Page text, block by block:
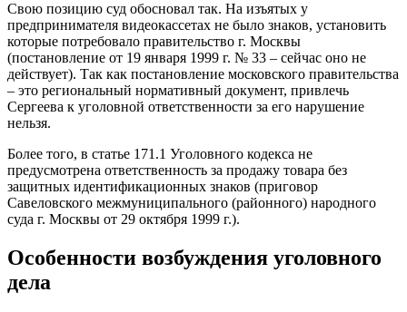
Свою позицию суд обосновал так. На изъятых у
предпринимателя видеокассетах не было знаков, установить
которые потребовало правительство г. Москвы
(постановление от 19 января 1999 г. № 33 – сейчас оно не
действует). Так как постановление московского правительства
– это региональный нормативный документ, привлечь
Сергеева к уголовной ответственности за его нарушение
нельзя.
Более того, в статье 171.1 Уголовного кодекса не
предусмотрена ответственность за продажу товара без
защитных идентификационных знаков (приговор
Савеловского межмуниципального (районного) народного
суда г. Москвы от 29 октября 1999 г.).
Особенности возбуждения уголовного
дела